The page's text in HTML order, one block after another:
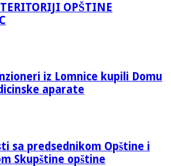
OPŠTINE
iz Lomnice kupili Domu
aparate
sa predsednikom Opštine i
Skupštine opštine